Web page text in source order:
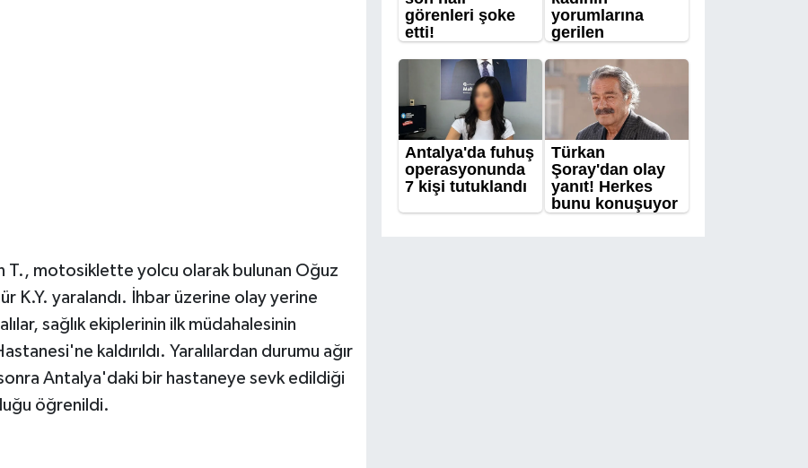
T., motosiklette yolcu olarak bulunan Oğuz
K.Y. yaralandı. İhbar üzerine olay yerine
sağlık ekiplerinin ilk müdahalesinin
kaldırıldı. Yaralılardan durumu ağır
Antalya'daki bir hastaneye sevk edildiği
öğrenildi.